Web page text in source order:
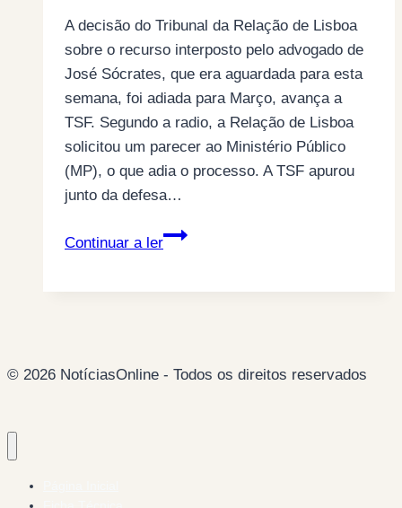
A decisão do Tribunal da Relação de Lisboa
sobre o recurso interposto pelo advogado de
José Sócrates, que era aguardada para esta
semana, foi adiada para Março, avança a
TSF. Segundo a radio, a Relação de Lisboa
solicitou um parecer ao Ministério Público
(MP), o que adia o processo. A TSF apurou
junto da defesa…
Continuar a ler
Decisão
para
© 2026 NotíciasOnline - Todos os direitos reservados